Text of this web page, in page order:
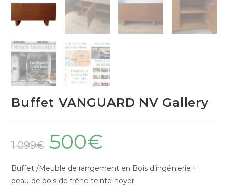
Buffet VANGUARD NV Gallery
1 099€ 500€
Buffet /Meuble de rangement en Bois d’ingénierie +
peau de bois de frêne teinte noyer